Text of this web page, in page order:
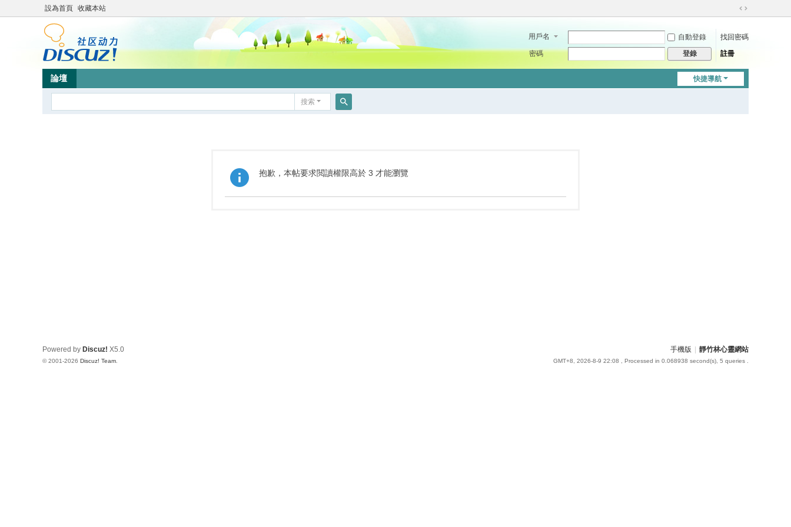
設為首頁 收藏本站
切
到
用戶名 自動登錄
找回密碼
密碼
登錄 註冊
快捷導航
論壇
搜索
抱歉，本帖要求閲讀權限高於 3 才能瀏覽
手機版 靜竹林心靈網站
GMT+8, 2026-8-9 22:08 , Processed in 0.068938 second(s), 5 queries .
Powered by Discuz! X5.0
© 2001-2026 Discuz! Team